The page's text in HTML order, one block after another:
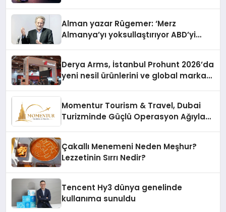
Alman yazar Rügemer: ‘Merz
Almanya’yı yoksullaştırıyor ABD’yi
Derya Arms, İstanbul Prohunt 2026’da
yeni nesil ürünlerini ve global marka
Momentur Tourism & Travel, Dubai
Turizminde Güçlü Operasyon Ağıyla
Çakallı Menemeni Neden Meşhur?
Lezzetinin Sırrı Nedir?
Tencent Hy3 dünya genelinde
kullanıma sunuldu